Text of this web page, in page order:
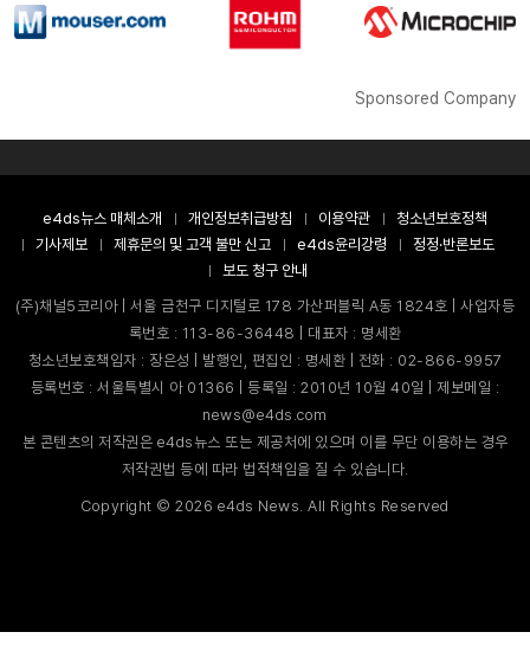
Sponsored Company
e4ds뉴스 매체소개 개인정보취급방침 이용약관
청소년보호정책
기사제보
제휴문의 및 고객 불만 신고 e4ds윤리강령
정정·반론보도
보도 청구 안내
(주)채널5코리아 | 서울 금천구 디지털로 178 가산퍼블릭 A동 1824호 | 사업자등
록번호 : 113-86-36448 | 대표자 : 명세환
청소년보호책임자 : 장은성 | 발행인, 편집인 : 명세환 | 전화 : 02-866-9957
등록번호 : 서울특별시 아 01366 | 등록일 : 2010년 10월 40일 | 제보메일 :
news@e4ds.com
본 콘텐츠의 저작권은 e4ds뉴스 또는 제공처에 있으며 이를 무단 이용하는 경우
저작권법 등에 따라 법적책임을 질 수 있습니다.
Copyright ©2026 e4ds News. All Rights Reserved